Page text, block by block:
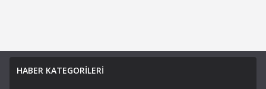
HABER KATEGORİLERİ